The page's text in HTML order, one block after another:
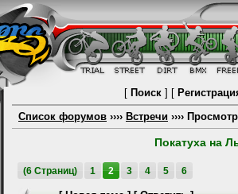
[ Поиск] [
Список форумов ›››› Встречи ››››
Покатуха на
(6 Страниц) 1 2 3 4 5 6